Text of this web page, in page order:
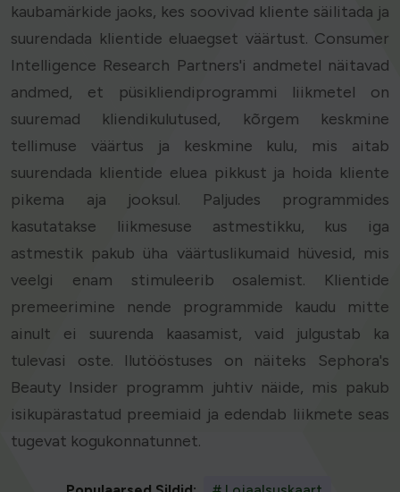
kaubamärkide jaoks, kes soovivad kliente säilitada ja
suurendada klientide eluaegset väärtust. Consumer
Intelligence Research Partners'i andmetel näitavad
andmed, et püsikliendiprogrammi liikmetel on
suuremad kliendikulutused, kõrgem keskmine
tellimuse väärtus ja keskmine kulu, mis aitab
suurendada klientide eluea pikkust ja hoida kliente
pikema aja jooksul. Paljudes programmides
kasutatakse liikmesuse astmestikku, kus iga
astmestik pakub üha väärtuslikumaid hüvesid, mis
veelgi enam stimuleerib osalemist. Klientide
premeerimine nende programmide kaudu mitte
ainult ei suurenda kaasamist, vaid julgustab ka
tulevasi oste. Ilutööstuses on näiteks Sephora's
Beauty Insider programm juhtiv näide, mis pakub
isikupärastatud preemiaid ja edendab liikmete seas
tugevat kogukonnatunnet.